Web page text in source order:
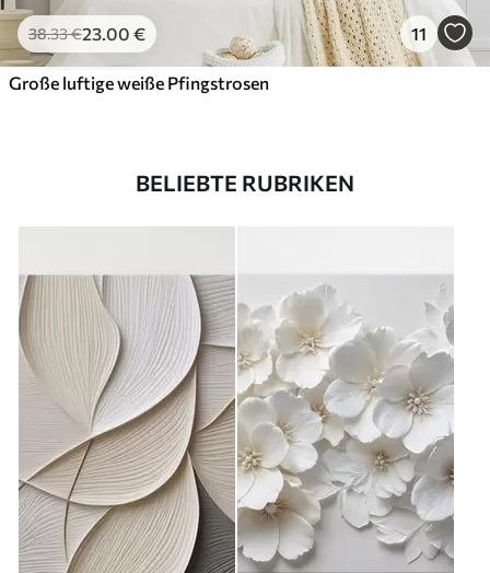
38.33€23.00 € 11
Große luftige weiße Pfingstrosen
BELIEBTE RUBRIKEN